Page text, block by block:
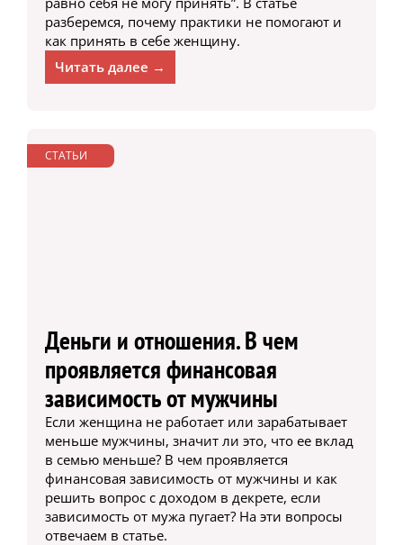
разберемся, почему практики не помогают и
как принять в себе женщину.
Читать далее →
СТАТЬИ
Деньги и отношения. В чем
проявляется финансовая
зависимость от мужчины
Если женщина не работает или зарабатывает
меньше мужчины, значит ли это, что ее вклад
в семью меньше? В чем проявляется
финансовая зависимость от мужчины и как
решить вопрос с доходом в декрете, если
зависимость от мужа пугает? На эти вопросы
отвечаем в статье.